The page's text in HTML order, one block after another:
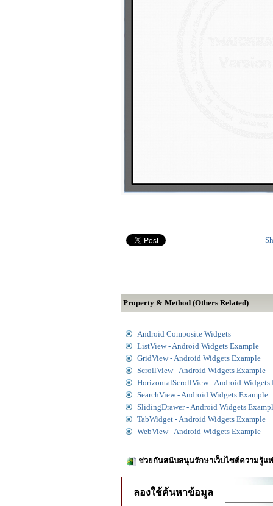
Property & Method (Others Related)
Android Composite Widgets
ListView - Android Widgets Example
GridView - Android Widgets Example
ScrollView - Android Widgets Example
HorizontalScrollView - Android Widgets
SearchView - Android Widgets Example
SlidingDrawer - Android Widgets
TabWidget - Android Widgets Example
WebView - Android Widgets Example
ช่วยกันสนับสนุนรักษาเว็บไซต์ความรู้แ
ลองใช้ค้นหาข้อมูล